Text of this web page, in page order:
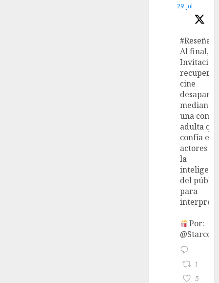
29 Jul
#Reseña
Al final,
recupera
cine
mediante
una
adulta
confía en
actores y
la
del
para
Por:
1
5